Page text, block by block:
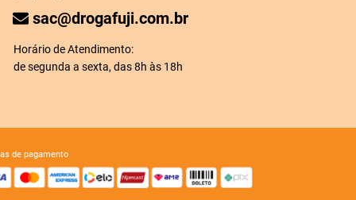
sac@drogafuji.com.br
Horário de Atendimento:
de segunda a sexta, das 8h às 18h
de pagamento